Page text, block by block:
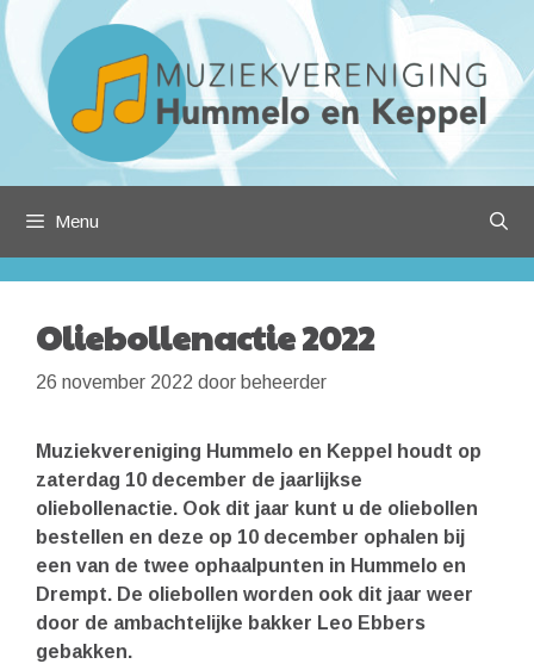
Ga
naar
de
inhoud
Menu
Oliebollenactie 2022
26 november 2022 door beheerder
Muziekvereniging Hummelo en Keppel houdt op
zaterdag 10 december de jaarlijkse
oliebollenactie. Ook dit jaar kunt u de oliebollen
bestellen en deze op 10 december ophalen bij
een van de twee ophaalpunten in Hummelo en
Drempt. De oliebollen worden ook dit jaar weer
door de ambachtelijke bakker Leo Ebbers
gebakken.